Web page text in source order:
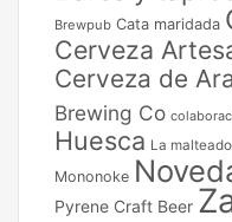
Brewpub Cata maridada
Cerveza
Cerveza de
Brewing Co
Huesca La
Mononoke
Pyrene Craft Beer